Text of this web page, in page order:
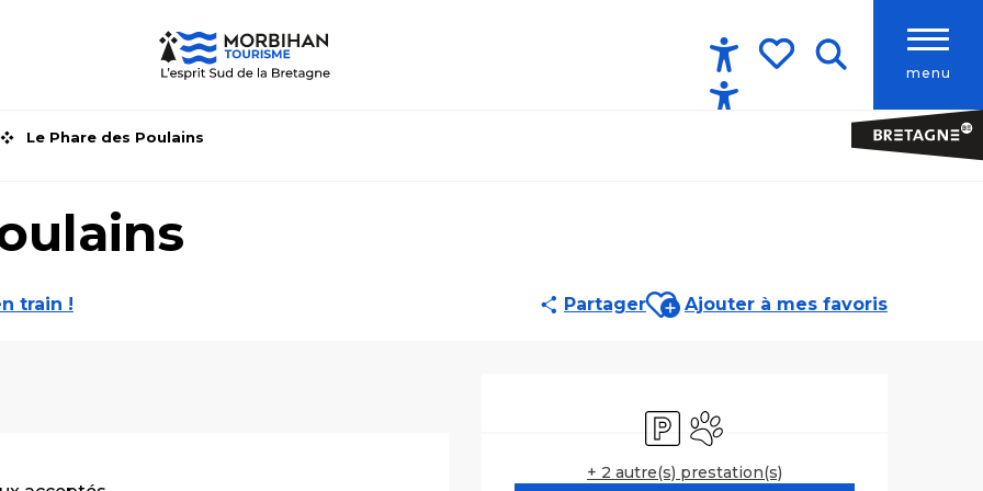
menu
Accessibilité
Le Phare des Poulains
train ! PartagerAjouter aux favoris
Ajouter à mes favoris
Ouverture et
ParkingAnimaux acceptés
+ 2 autre(s) prestation(s)